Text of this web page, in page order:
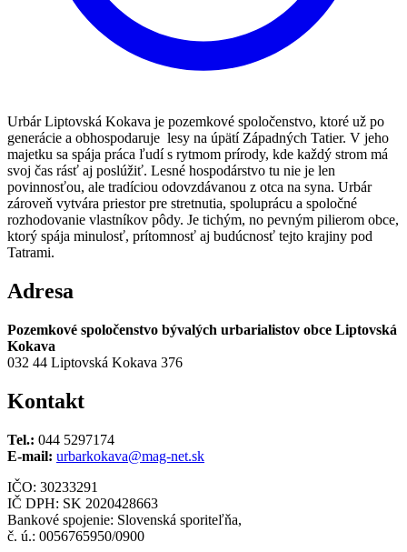
Urbár Liptovská Kokava je pozemkové spoločenstvo, ktoré už po
generácie a obhospodaruje lesy na úpätí Západných Tatier. V jeho
majetku sa spája práca ľudí s rytmom prírody, kde každý strom má
svoj čas rásť aj poslúžiť. Lesné hospodárstvo tu nie je len
povinnosťou, ale tradíciou odovzdávanou z otca na syna. Urbár
zároveň vytvára priestor pre stretnutia, spoluprácu a spoločné
rozhodovanie vlastníkov pôdy. Je tichým, no pevným pilierom obce,
ktorý spája minulosť, prítomnosť aj budúcnosť tejto krajiny pod
Tatrami.
Adresa
Pozemkové spoločenstvo bývalých urbarialistov obce Liptovská
Kokava
032 44 Liptovská Kokava 376
Kontakt
Tel.: 044 5297174
E-mail: urbarkokava@mag-net.sk
IČO: 30233291
IČ DPH: SK 2020428663
Bankové spojenie: Slovenská sporiteľňa,
č. ú.: 0056765950/0900